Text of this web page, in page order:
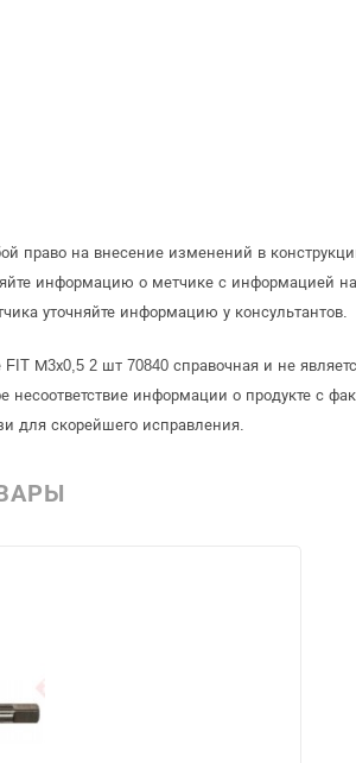
право на внесение изменений в
информацию о метчике с информацией
уточняйте информацию у консультантов.
М3х0,5 2 шт 70840 справочная и не
несоответствие информации о продукте с
для скорейшего исправления.